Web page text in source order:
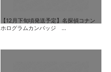
【12月下旬頃発送予定】名探偵コナン
ホログラムカンバッジ ...